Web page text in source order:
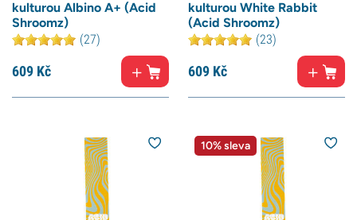
kulturou Albino A+ (Acid
Shroomz)
(27)
609 Kč
kulturou White Rabbit
(Acid Shroomz)
(23)
609 Kč
10% sleva